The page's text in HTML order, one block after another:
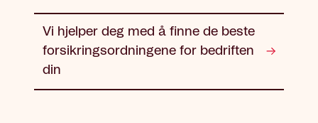
Vi hjelper deg med å finne de beste
forsikringsordningene for bedriften
din